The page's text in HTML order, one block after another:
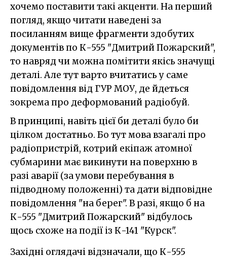
хочемо поставити такі акценти. На перший
погляд, якщо читати наведені за
посиланням вище фрагменти здобутих
документів по К-555 "Дмитрий Пожарский",
то навряд чи можна помітити якісь значущі
деталі. Але тут варто вчитатись у саме
повідомлення від ГУР МОУ, де йдеться
зокрема про деформований радіобуй.
В принципі, навіть цієї би деталі було би
цілком достатньо. Бо тут мова взагалі про
радіопристрій, котрий екіпаж атомної
субмарини має викинути на поверхню в
разі аварії (за умови перебування в
підводному положенні) та дати відповідне
повідомлення "на берег". В разі, якщо б на
К-555 "Дмитрий Пожарский" відбулось
щось схоже на події із К-141 "Курск".
Західні оглядачі відзначали, що К-555